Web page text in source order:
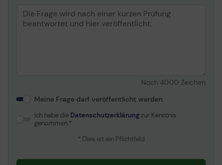
Noch 4000 Zeichen
Meine Frage darf veröffentlicht werden.
Ich habe die Datenschutzerklärungzur Kenntnis
genommen.
* Dies ist ein Pflichtfeld